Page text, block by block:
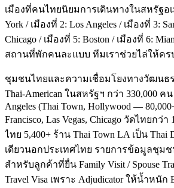
เมืองที่คนไทยนิยมการเดินทางในสหรัฐอเ
York / เมืองที่ 2: Los Angeles / เมืองที่ 3:
Chicago / เมืองที่ 5: Boston / เมืองที่ 6:
สถานที่พักคนละแบบ ทีมเราช่วยไล่ให้ค
ชุมชนไทยและความเชื่อมโยงทางวัฒนธ
Thai-American ในสหรัฐฯ กว่า 330,000 ค
Angeles (Thai Town, Hollywood —
Francisco, Las Vegas, Chicago วัดไทยกว่
ไทย 5,400+ ร้าน Thai Town LA เป็น Thai
เดียวนอกประเทศไทย รายการข้อมูลชุม
สำหรับลูกค้าที่ยื่น Family Visit / Spouse
Travel Visa เพราะ Adjudicator ให้น้ำหนัก